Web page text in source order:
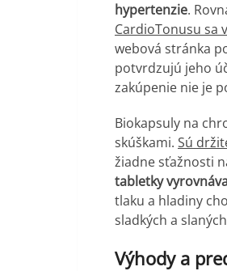
hypertenzie.
CardioTonusu sa
webová stránka
potvrdzujú jeho
zakúpenie nie je
Biokapsuly na
skúškami. Sú
žiadne sťažnosti
tabletky
tlaku a hladiny
sladkých a
Výhody a